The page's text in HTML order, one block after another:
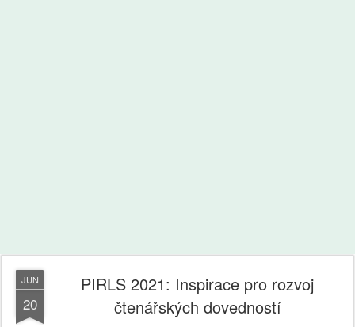
JUN
20
PIRLS 2021: Inspirace pro rozvoj
čtenářských dovedností